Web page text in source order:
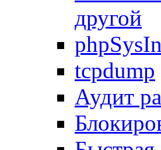
другой
tcpdump
Аудит